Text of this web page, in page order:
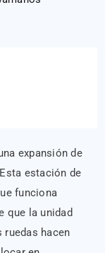
expansión de
estación de
funciona
que la unidad
ruedas hacen